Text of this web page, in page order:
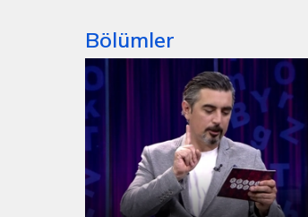
Bölümler